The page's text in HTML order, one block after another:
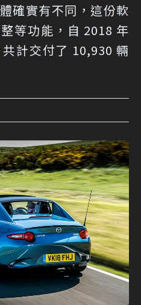
確實有不同，這份軟
等功能，自 2018 年
計交付了 10,930 輛